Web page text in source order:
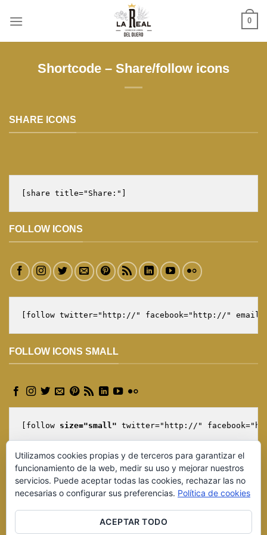
0
Shortcode – Share/follow icons
SHARE ICONS
[share title="Share:"]
FOLLOW ICONS
[follow twitter="http://" facebook="http://"
FOLLOW ICONS SMALL
[follow size="small" twitter="http://"
Utilizamos cookies propias y de terceros para garantizar el
funcionamiento de la web, medir su uso y mejorar nuestros
servicios. Puede aceptar todas las cookies, rechazar las no
necesarias o configurar sus preferencias. Política de cookies
ACEPTAR TODO